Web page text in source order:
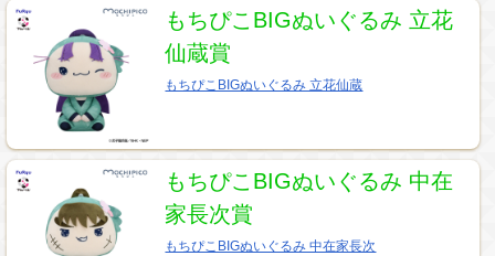
もちぴこBIGぬいぐるみ 立花
仙蔵賞
もちぴこBIGぬいぐるみ 立花仙蔵
もちぴこBIGぬいぐるみ 中在
家長次賞
もちぴこBIGぬいぐるみ 中在家長次